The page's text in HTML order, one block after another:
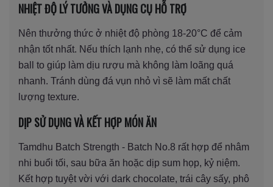
NHIỆT ĐỘ LÝ TƯỞNG VÀ DỤNG CỤ HỖ TRỢ
Nên thưởng thức ở nhiệt độ phòng 18-20°C để cảm
nhận tốt nhất. Nếu thích lạnh nhẹ, có thể sử dụng ice
ball to giúp làm dịu rượu mà không làm loãng quá
nhanh. Tránh dùng đá vụn nhỏ vì sẽ làm mất chất
lượng texture.
DỊP SỬ DỤNG VÀ KẾT HỢP MÓN ĂN
Tamdhu Batch Strength - Batch No.8 rất hợp để nhâm
nhi buổi tối, sau bữa ăn hoặc dịp sum họp, kỷ niệm.
Kết hợp tuyệt vời với dark chocolate, trái cây sấy, phô